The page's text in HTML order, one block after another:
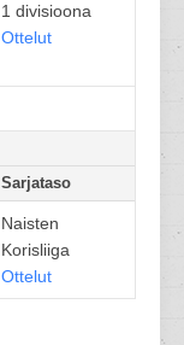
1 divisioona
Ottelut
Sarjataso
Naisten
Korisliiga
Ottelut